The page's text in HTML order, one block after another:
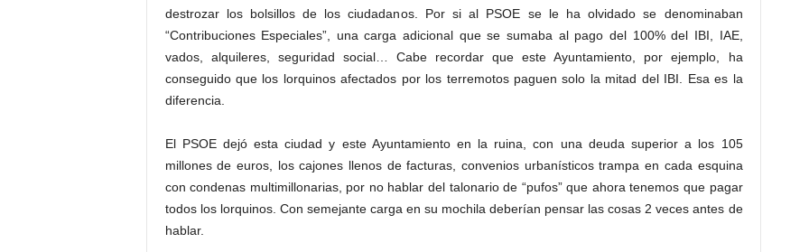
destrozar los bolsillos de los ciudadanos. Por si al PSOE se le ha olvidado se denominaban
“Contribuciones Especiales”, una carga adicional que se sumaba al pago del 100% del IBI, IAE,
vados, alquileres, seguridad social… Cabe recordar que este Ayuntamiento, por ejemplo, ha
conseguido que los lorquinos afectados por los terremotos paguen solo la mitad del IBI. Esa es la
diferencia.
El PSOE dejó esta ciudad y este Ayuntamiento en la ruina, con una deuda superior a los 105
millones de euros, los cajones llenos de facturas, convenios urbanísticos trampa en cada esquina
con condenas multimillonarias, por no hablar del talonario de “pufos” que ahora tenemos que pagar
todos los lorquinos. Con semejante carga en su mochila deberían pensar las cosas 2 veces antes de
hablar.